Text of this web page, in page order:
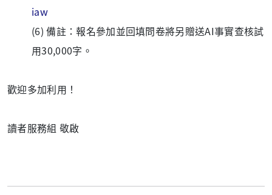
iaw
(6) 備註：報名參加並回填問卷將另贈送AI事實查核試
用30,000字。
歡迎多加利用！
讀者服務組 敬啟